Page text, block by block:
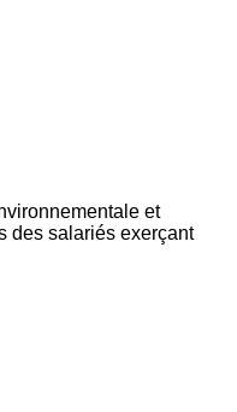
et
des salariés exerçant